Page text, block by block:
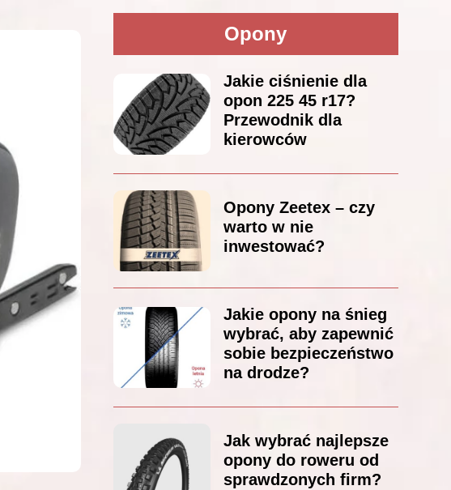
Opony
Jakie ciśnienie dla
opon 225 45 r17?
Przewodnik dla
kierowców
Opony Zeetex – czy
warto w nie
inwestować?
Jakie opony na śnieg
wybrać, aby zapewnić
sobie bezpieczeństwo
na drodze?
Jak wybrać najlepsze
opony do roweru od
sprawdzonych firm?